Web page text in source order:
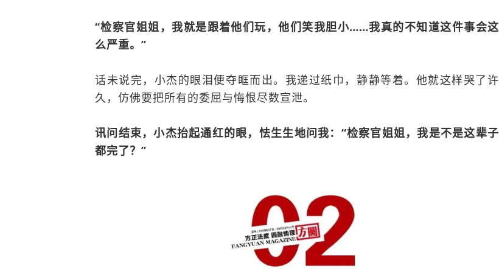
“检察官姐姐，我就是跟着他们玩，他们笑我胆小……我真的不知道这件事会这
么严重。”
话未说完，小杰的眼泪便夺眶而出。我递过纸巾，静静等着。他就这样哭了许
久，仿佛要把所有的委屈与悔恨尽数宣泄。
讯问结束，小杰抬起通红的眼，怯生生地问我：“检察官姐姐，我是不是这辈子
都完了？”